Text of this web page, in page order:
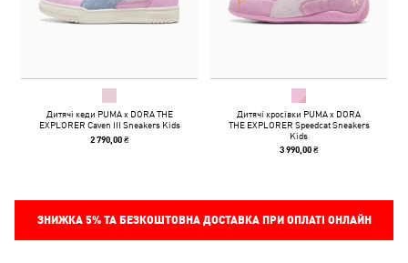
Дитячі кеди PUMA x DORA THE
EXPLORER Caven III Sneakers Kids
2 790,00 ₴
Дитячі кросівки PUMA x DORA
THE EXPLORER Speedcat Sneakers
Kids
3 990,00 ₴
ЗНИЖКА 5%ТА БЕЗКОШТОВНА ДОСТАВКА ПРИ ОПЛАТІ ОНЛАЙН